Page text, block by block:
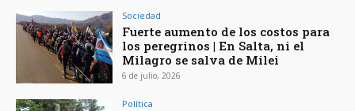
Sociedad
Fuerte aumento de los costos para
los peregrinos | En Salta, ni el
Milagro se salva de Milei
6 de julio, 2026
Política